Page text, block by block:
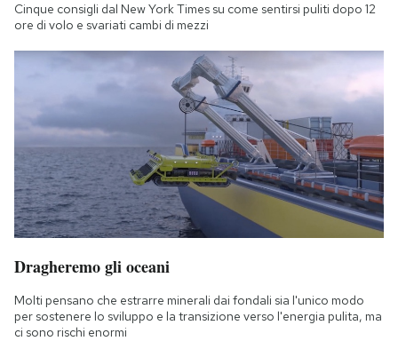
Cinque consigli dal New York Times su come sentirsi puliti dopo 12
ore di volo e svariati cambi di mezzi
Dragheremo gli oceani
Molti pensano che estrarre minerali dai fondali sia l'unico modo
per sostenere lo sviluppo e la transizione verso l'energia pulita, ma
ci sono rischi enormi